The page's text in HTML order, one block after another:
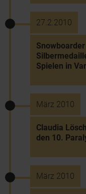
27.2.2010
Spielen in
März 2010
Claudia
den 10.
März 2010